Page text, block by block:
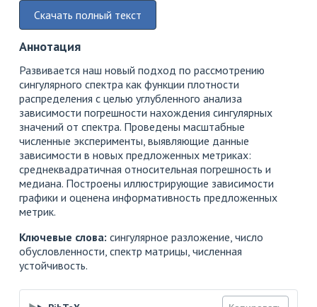
Скачать полный текст
Аннотация
Развивается наш новый подход по рассмотрению
сингулярного спектра как функции плотности
распределения с целью углубленного анализа
зависимости погрешности нахождения сингулярных
значений от спектра. Проведены масштабные
численные эксперименты, выявляющие данные
зависимости в новых предложенных метриках:
среднеквадратичная относительная погрешность и
медиана. Построены иллюстрирующие зависимости
графики и оценена информативность предложенных
метрик.
Ключевые слова: сингулярное разложение, число
обусловленности, спектр матрицы, численная
устойчивость.